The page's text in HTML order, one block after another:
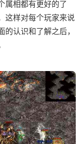
属相都有更好的了
这样对每个玩家来说
认识和了解之后，